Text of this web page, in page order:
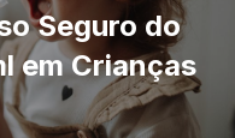
Seguro do
em Crianças